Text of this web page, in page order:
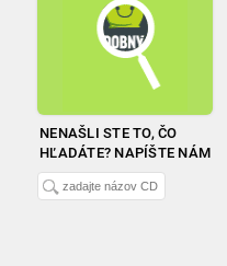
NENAŠLI STE TO, ČO
HĽADÁTE? NAPÍŠTE NÁM